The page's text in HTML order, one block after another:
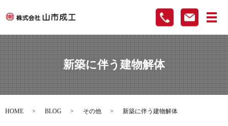
メ
新築に伴う建物解体
HOME BLOG その他 新築に伴う建物解体